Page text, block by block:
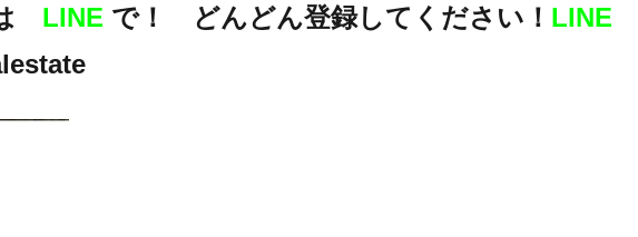
LINE で！ どんどん登録してください！ LINE